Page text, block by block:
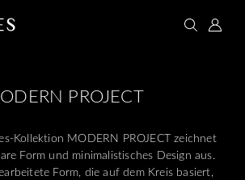
PROJECT
Kollektion MODERN PROJECT zeichnet
Form und minimalistisches Design aus.
Form, die auf dem Kreis basiert,